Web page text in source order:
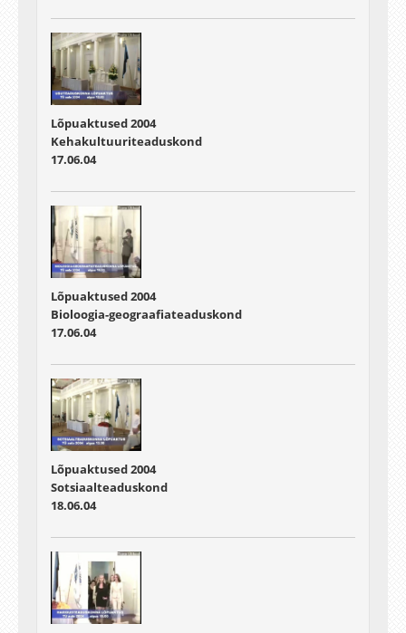
Lõpuaktused 2004
Kehakultuuriteaduskond
17.06.04
Lõpuaktused 2004
Bioloogia-geograafiateaduskond
17.06.04
Lõpuaktused 2004
Sotsiaalteaduskond
18.06.04